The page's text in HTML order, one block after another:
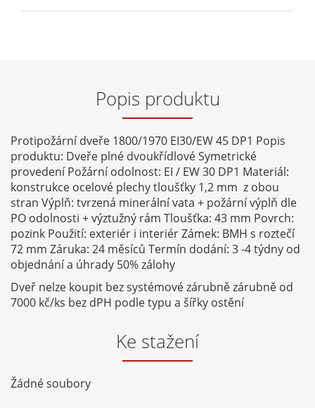
Popis produktu
Protipožární dveře 1800/1970 EI30/EW 45 DP1 Popis
produktu: Dveře plné dvoukřídlové Symetrické
provedení Požární odolnost: EI / EW 30 DP1 Materiál:
konstrukce ocelové plechy tloušťky 1,2 mm z obou
stran Výplň: tvrzená minerální vata + požární výplň dle
PO odolnosti + výztužný rám Tloušťka: 43 mm Povrch:
pozink Použití: exteriér i interiér Zámek: BMH s roztečí
72 mm Záruka: 24 měsíců Termín dodání: 3 -4 týdny od
objednání a úhrady 50% zálohy
Dveř nelze koupit bez systémové zárubně zárubně od
7000 kč/ks bez dPH podle typu a šířky ostění
Ke stažení
Žádné soubory